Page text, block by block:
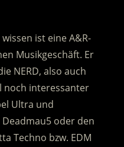
ist eine A&R-
Musikgeschäft. Er
NERD, also auch
noch interessanter
Ultra und
oder den
Techno bzw. EDM